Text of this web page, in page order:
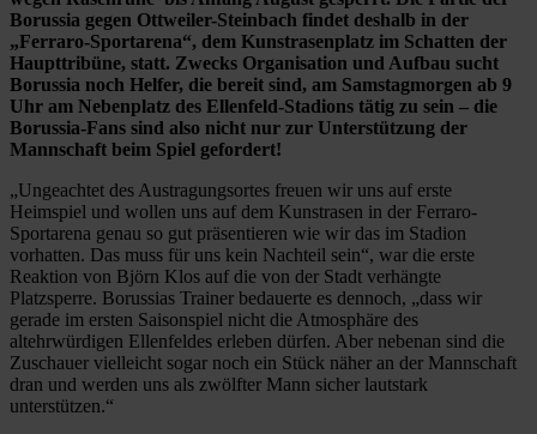
Borussia gegen Ottweiler-Steinbach findet deshalb in der
„Ferraro-Sportarena“, dem Kunstrasenplatz im Schatten der
Haupttribüne, statt. Zwecks Organisation und Aufbau sucht
Borussia noch Helfer, die bereit sind, am Samstagmorgen ab 9
Uhr am Nebenplatz des Ellenfeld-Stadions tätig zu sein – die
Borussia-Fans sind also nicht nur zur Unterstützung der
Mannschaft beim Spiel gefordert!
„Ungeachtet des Austragungsortes freuen wir uns auf erste
Heimspiel und wollen uns auf dem Kunstrasen in der Ferraro-
Sportarena genau so gut präsentieren wie wir das im Stadion
vorhatten. Das muss für uns kein Nachteil sein“, war die erste
Reaktion von Björn Klos auf die von der Stadt verhängte
Platzsperre. Borussias Trainer bedauerte es dennoch, „dass wir
gerade im ersten Saisonspiel nicht die Atmosphäre des
altehrwürdigen Ellenfeldes erleben dürfen. Aber nebenan sind die
Zuschauer vielleicht sogar noch ein Stück näher an der Mannschaft
dran und werden uns als zwölfter Mann sicher lautstark
unterstützen.“